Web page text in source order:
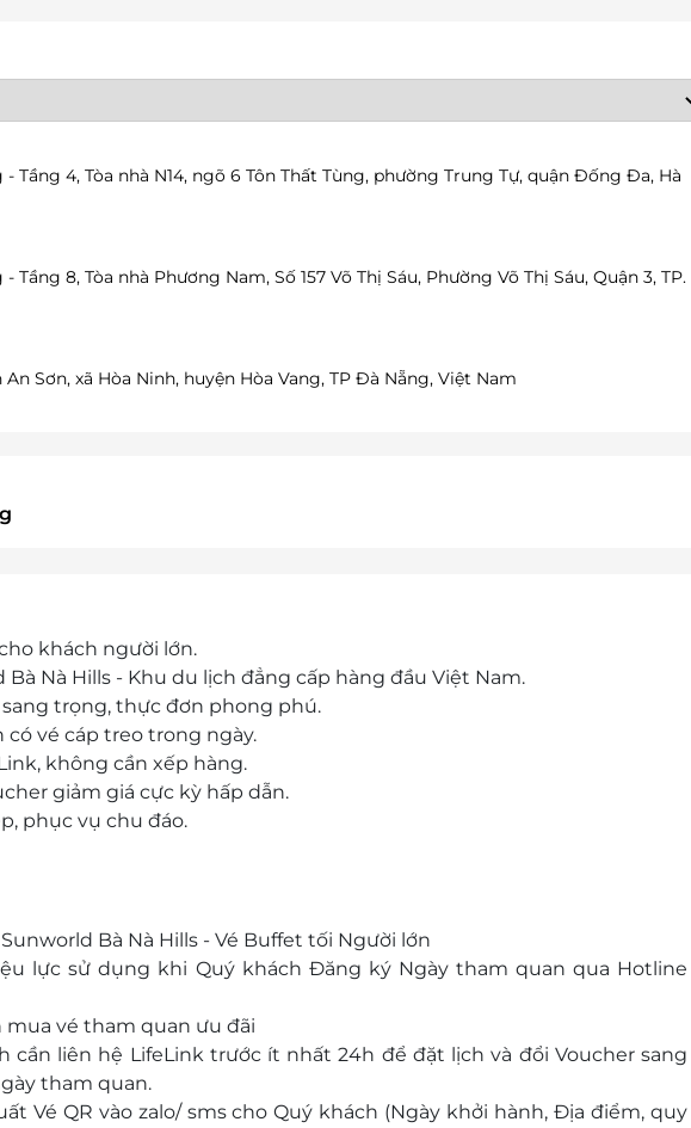
Tầng 4, Tòa nhà N14, ngõ 6 Tôn Thất Tùng, phường Trung Tự, quận Đống Đa, Hà
8, Tòa nhà Phương Nam, Số 157 Võ Thị Sáu, Phường Võ Thị Sáu, Quận 3, TP.
Sơn, xã Hòa Ninh, huyện Hòa Vang, TP Đà Nẵng, Việt Nam
khách người lớn.
Bà Nà Hills - Khu du lịch đẳng cấp hàng đầu Việt Nam.
trọng, thực đơn phong phú.
có vé cáp treo trong ngày.
không cần xếp hàng.
giảm giá cực kỳ hấp dẫn.
phục vụ chu đáo.
Bà Nà Hills - Vé Buffet tối Người lớn
lực sử dụng khi Quý khách Đăng ký Ngày tham quan qua Hotline
mua vé tham quan ưu đãi
cần liên hệ LifeLink trước ít nhất 24h để đặt lịch và đổi Voucher sang
tham quan.
Vé QR vào zalo/ sms cho Quý khách (Ngày khởi hành, Địa điểm, quy